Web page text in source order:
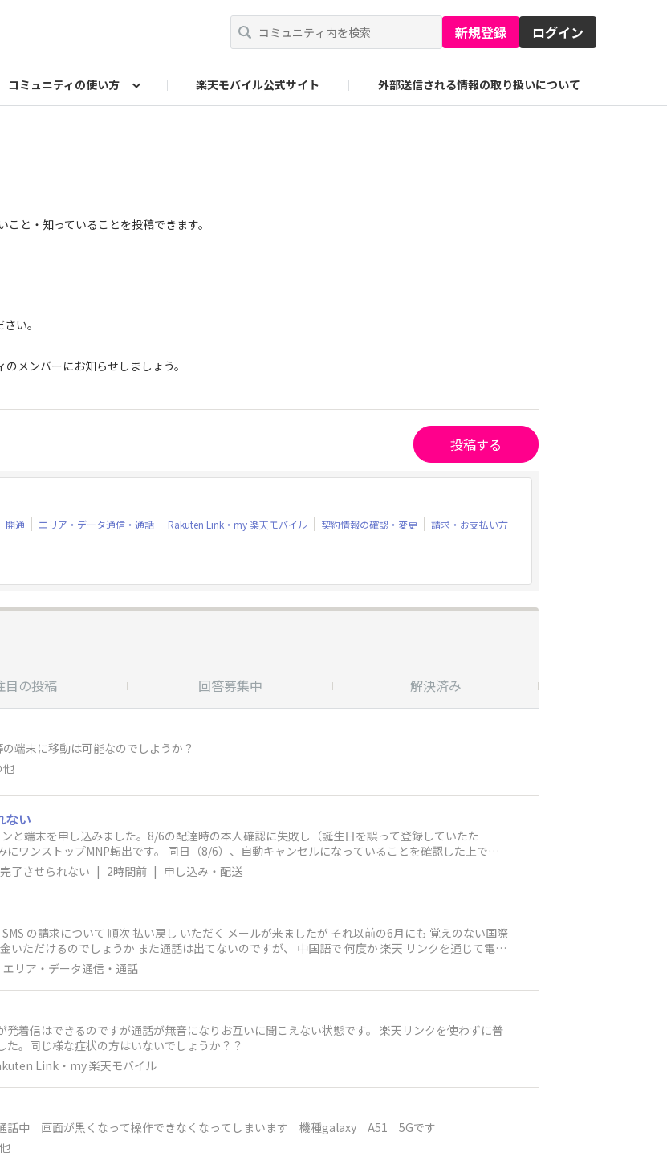
新規登録 ログイン
コミュニティの使い方 楽天モバイル公式サイト 外部送信される情報の取り扱いについて
と・知っていることを投稿できます。
い。
メンバーにお知らせしましょう。
投稿する
開通 エリア・データ通信・通話 Rakuten Link・my 楽天モバイル 契約情報の確認・変更 請求・お支払い方
目の投稿 回答募集中 解決済み
す 他のAndroid等の端末に移動は可能なのでしようか？
他
ない
と端末を申し込みました。8/6の配達時の本人確認に失敗し（誕生日を誤って登録していたた
ワンストップMNP転出です。 同日（8/6）、自動キャンセルになっていることを確認した上で再
「今後の流れ」が表示された直後の段階でエラー0003が出て、「お手続きを進めることができま
。おそらく、過去の申し込み情報が残っていて怪しいと判断されたのでしょうか。どうすればい
了させられない | 2時間前 | 申し込み・配送
ですが、 中国語で 何度か 楽天 リンクを通じて電話
ができないためそのままです
エリア・データ通信・通話
着信はできるのですが通話が無音になりお互いに聞こえない状態です。 楽天リンクを使わずに普
。同じ様な症状の方はいないでしょうか？？
Link・my 楽天モバイル
話中 画面が黒くなって操作できなくなってしまいます 機種galaxy A51 5Gです